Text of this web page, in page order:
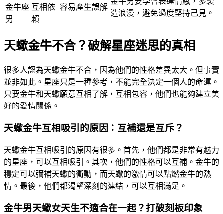
金牛座
男
互相依
賴
容易產生誤解
造浪漫，避免過度堅持己見。
天蠍金牛不合？破解星座迷思的真相
很多人認為天蠍金牛不合，因為他們的性格差異太大。但事實
並非如此。星座只是一種參考，不能完全決定一個人的命運。
只要金牛和天蠍願意互相了解，互相包容，他們也能夠建立美
好的愛情關係。
天蠍金牛互相吸引的原因：互補還是互斥？
天蠍金牛互相吸引的原因有很多。首先，他們都是非常有魅力
的星座，可以互相吸引。其次，他們的性格可以互補。金牛的
穩定可以彌補天蠍的衝動，而天蠍的激情可以點燃金牛的熱
情。最後，他們都渴望深刻的連結，可以互相滿足。
金牛男天蠍女天生不適合在一起？打破刻板印象